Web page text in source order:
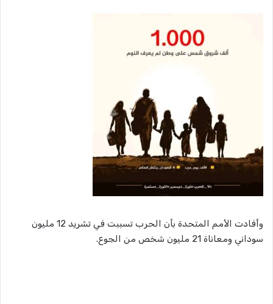
وأفادت الأمم المتحدة بأن الحرب تسببت في تشريد 12 مليون
سوداني ومعاناة 21 مليون شخص من الجوع.